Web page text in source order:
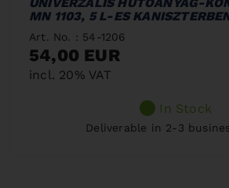
MN 1103, 5 L-ES
Art. No. : 54-1206
54,00 EUR
incl. 20% VAT
In Stock
Deliverable in 2-3